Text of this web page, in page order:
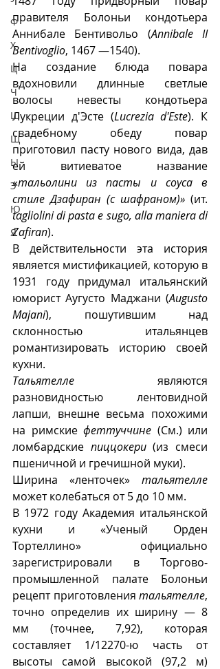
Ф
Х
Ц
Ч
Ш
Щ
Ы
Э
Ю
Я
правителя Болоньи кондотьера
Аннибале Бентивольо (Annibale II
Bentivoglio, 1467 —1540).
На создание блюда повара
вдохновили длинные светлые
волосы невесты кондотьера
Лукреции д'Эсте (Lucrezia d'Este). К
свадебному обеду повар
приготовил пасту нового вида, дав
ей витиеватое название
«тальолини из пасты и соуса в
стиле Дзафиран (с шафраном)»
tagliolini di pasta e sugo, alla maniera di
Zafiran).
В действительности эта история
является мистификацией, которую в
1931 году придумал итальянский
юморист Аугусто Маджани (Augusto
Majani), пошутившим над
склонностью итальянцев
романтизировать историю своей
кухни.
Тальятелле являются
разновидностью лентовидной
лапши, внешне весьма похожими
на римские феттуччине (См.) или
ломбардские пиццокери (из смеси
пшеничной и гречишной муки).
Ширина «ленточек» тальятелле
может колебаться от 5 до 10 мм.
В 1972 году Академия итальянской
кухни и «Ученый Орден
Тортеллино» официально
зарегистрировали в Торгово-
промышленной палате Болоньи
рецепт приготовления тальятелле,
точно определив их ширину — 8
мм (точнее, 7,92), которая
составляет 1/12270-ю часть от
высоты самой высокой (97,2 м)